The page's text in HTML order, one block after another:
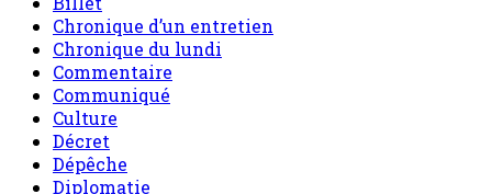
Chronique d’un entretien
Chronique du lundi
Commentaire
Communiqué
Culture
Décret
Dépêche
Diplomatie